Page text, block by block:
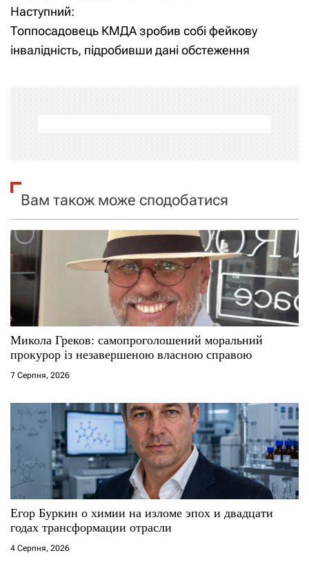
в
і
а
ц
і
я
з
а
и
с
і
в
Наступний:
Топпосадовець КМДА зробив собі фейкову
інвалідність, підробивши дані обстеження
Вам також може сподобатися
Микола Греков: самопроголошений моральний
прокурор із незавершеною власною справою
7 Серпня, 2026
Егор Буркин о химии на изломе эпох и двадцати
годах трансформации отрасли
4 Серпня, 2026